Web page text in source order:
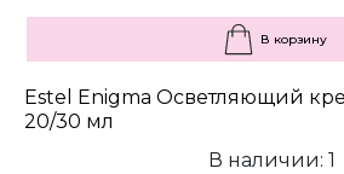
В корзину
Estel Enigma Осветляющий
20/30 мл
В наличии: 1